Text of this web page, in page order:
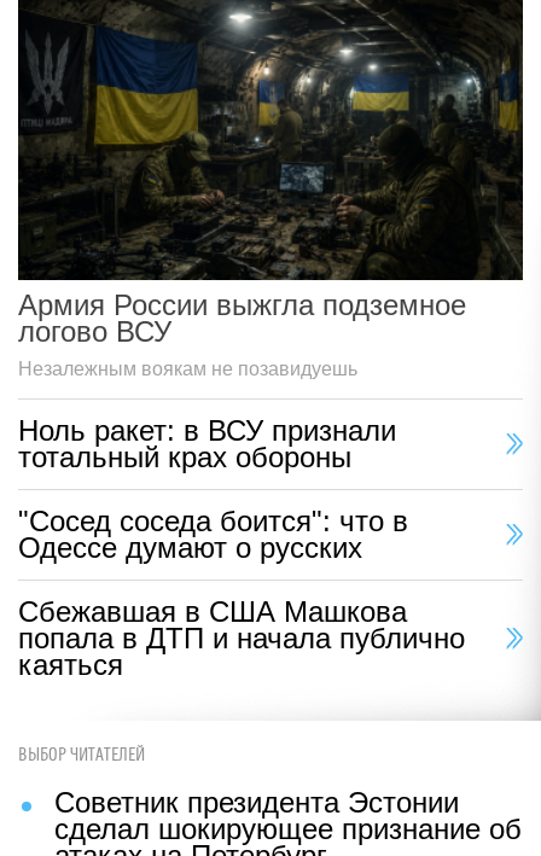
Армия России выжгла подземное
логово ВСУ
Незалежным воякам не позавидуешь
Ноль ракет: в ВСУ признали
тотальный крах обороны
"Сосед соседа боится": что в
Одессе думают о русских
Сбежавшая в США Машкова
попала в ДТП и начала публично
каяться
ВЫБОР ЧИТАТЕЛЕЙ
Советник президента Эстонии
сделал шокирующее признание об